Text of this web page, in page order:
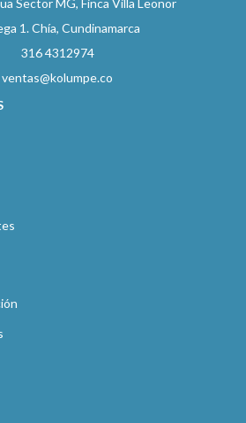
Sector MG, Finca Villa Leonor
1. Chía, Cundinamarca
316 4312974
ventas@kolumpe.co